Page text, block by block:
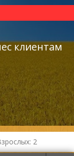
клиентам
2